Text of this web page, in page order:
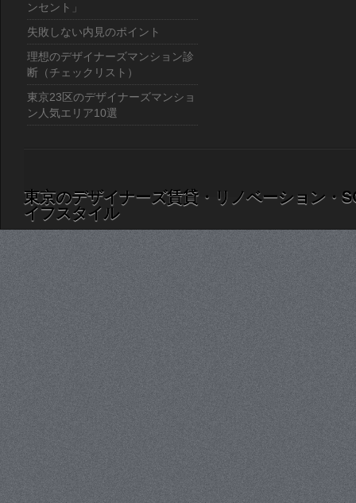
ンセント」
失敗しない内見のポイント
理想のデザイナーズマンション診
断（チェックリスト）
東京23区のデザイナーズマンショ
ン人気エリア10選
東京のデザイナーズ賃貸・リノベーション・
イフスタイル